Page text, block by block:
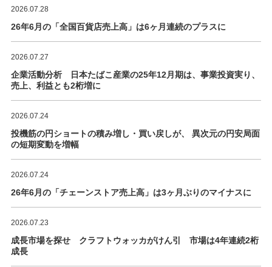
2026.07.28
26年6月の「全国百貨店売上高」は6ヶ月連続のプラスに
2026.07.27
企業活動分析 日本たばこ産業の25年12月期は、事業投資実り、
売上、利益とも2桁増に
2026.07.24
投機筋の円ショートの積み増し・買い戻しが、 異次元の円安局面
の短期変動を増幅
2026.07.24
26年6月の「チェーンストア売上高」は3ヶ月ぶりのマイナスに
2026.07.23
成長市場を探せ クラフトウォッカがけん引 市場は4年連続2桁
成長